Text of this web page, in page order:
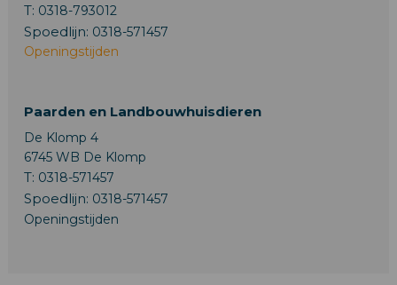
T: 0318-793012
Spoedlijn: 0318-571457
Openingstijden
Paarden en Landbouwhuisdieren
De Klomp 4
6745 WB De Klomp
T: 0318-571457
Spoedlijn: 0318-571457
Openingstijden